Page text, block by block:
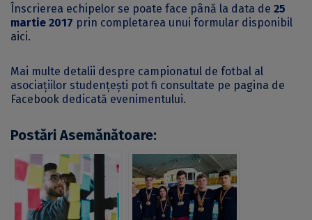
Înscrierea echipelor se poate face până la data de 25
martie 2017 prin completarea unui formular disponibil
aici.
Mai multe detalii despre campionatul de fotbal al
asociațiilor studențești pot fi consultate pe pagina de
Facebook dedicată evenimentului.
Postări Asemănătoare: